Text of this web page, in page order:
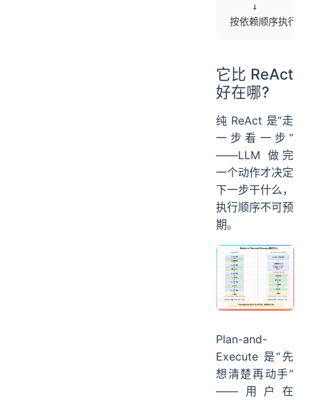
    ↓
按依赖顺序执行
它比 ReAct
好在哪?
纯 ReAct 是“走
一步看一步”
——LLM 做完
一个动作才决定
下一步干什么，
执行顺序不可预
期。
Plan-and-
Execute 是“先
想清楚再动手”
——用户在